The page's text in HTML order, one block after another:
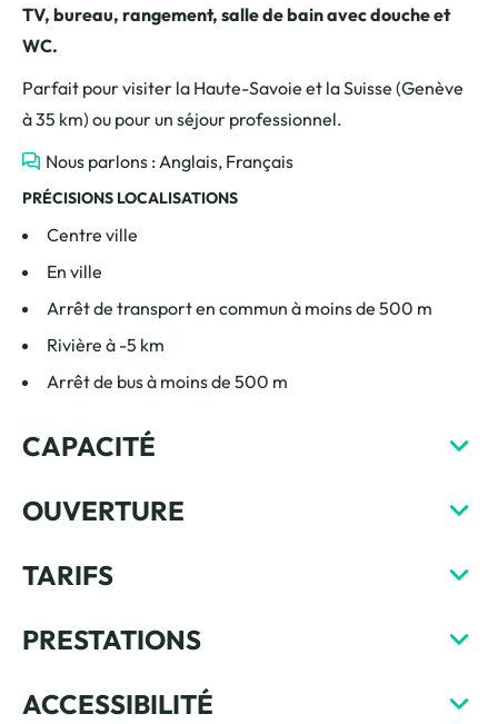
TV, bureau, rangement, salle de bain avec douche et
WC.
Parfait pour visiter la Haute-Savoie et la Suisse (Genève
à 35 km) ou pour un séjour professionnel.
Nous parlons : Anglais, Français
PRÉCISIONS LOCALISATIONS
Centre ville
En ville
Arrêt de transport en commun à moins de 500 m
Rivière à -5 km
Arrêt de bus à moins de 500 m
CAPACITÉ
OUVERTURE
TARIFS
PRESTATIONS
ACCESSIBILITÉ